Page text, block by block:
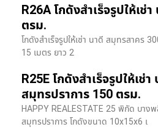
R26A โกดังสำเร็จรูปให้เช่
ตรม.
โกดังสำเร็จรูปให้เช่า นาดี สมุทรสาคร
15 เมตร ยาว 2
R25E โกดังสำเร็จรูปให้เ
สมุทรปราการ 150 ตรม.
HAPPY REALESTATE 25 พิกัด บาง
สมุทรปราการ โกดังขนาด 10x15x6 เ